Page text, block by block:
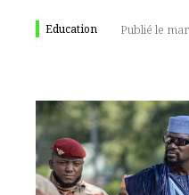
Education Publié le